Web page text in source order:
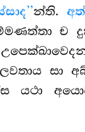
න්ති.
ච
සා
යථා